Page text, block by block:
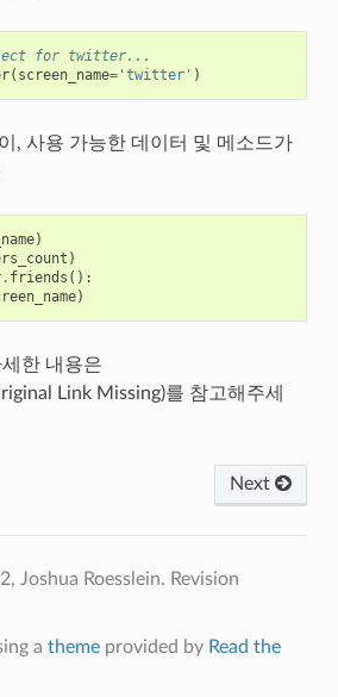
for twitter...
( screen_name='twitter' )
, 사용 가능한 데이터 및 메소드가
)
)
. friends ():
)
한 내용은
Link Missing)를 참고해주세
Next
Joshua Roesslein. Revision
a themeprovided by Read the